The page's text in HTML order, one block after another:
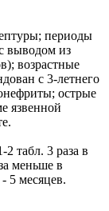
периоды
выводом из
возрастные
с 3-летнего
острые
язвенной
табл. 3 раза в
меньше в
5 месяцев.